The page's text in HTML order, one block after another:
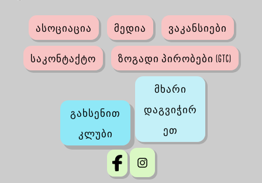
ასოციაცია მედია ვაკანსიები
საკონტაქტო ზოგადი პირობები (GTC)
გახსენით
კლუბი
მხარი
დაგვიჭირ
ეთ